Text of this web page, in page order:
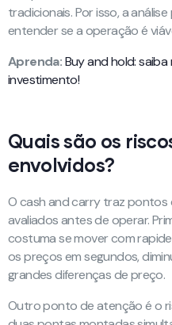
tradicionais. Por isso, a
entender se a operação é
Aprenda:Buy and hold:
investimento!
Quais são os
envolvidos?
O cash and carry traz
avaliados antes de operar.
costuma se mover com
os preços em segundos,
grandes diferenças de preço.
Outro ponto de atenção é o